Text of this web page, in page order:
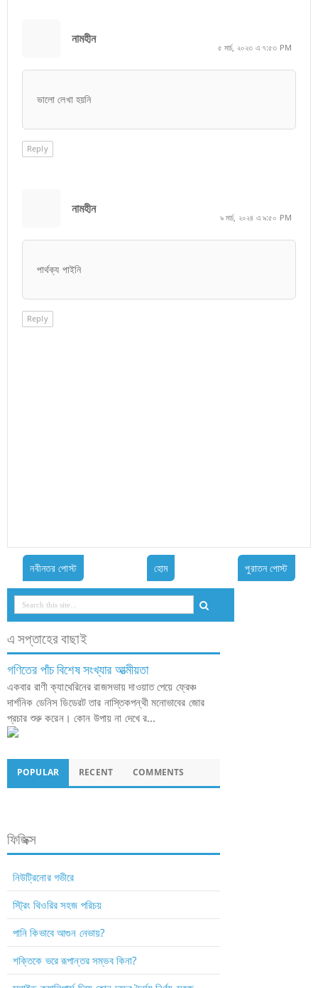
নামহীন
৫ মার্চ, ২০২৩ এ ৭:৫৩ PM
ভালো লেখা হয়নি
Reply
নামহীন
৯ মার্চ, ২০২৪ এ ৯:৫০ PM
পার্থক্য পাইনি
Reply
নবীনতর পোস্ট পুরাতন পোস্ট
হোম
এ সপ্তাহের বাছাই
গণিতের পাঁচ বিশেষ সংখ্যার আত্মীয়তা
একবার রাণী ক্যাথেরিনের রাজসভায় দাওয়াত পেয়ে ফ্রেঞ্চ
দার্শনিক ডেনিস ডিডেরট তার নাস্তিকপন্থী মনোভাবের জোর
প্রচার শুরু করেন। কোন উপায় না দেখে র...
POPULAR RECENT COMMENTS
ফিজিক্স
নিউট্রিনোর গভীরে
স্ট্রিং থিওরির সহজ পরিচয়
পানি কিভাবে আগুন নেভায়?
শক্তিকে ভরে রূপান্তর সম্ভব কিনা?